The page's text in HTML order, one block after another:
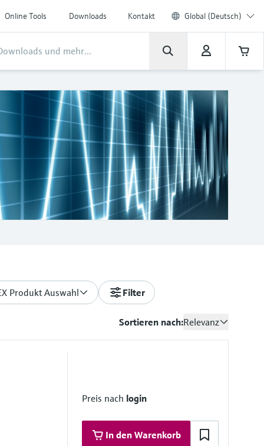
Online Tools Downloads Kontakt Global (Deutsch)
Produkt Auswahl Filter
Sortieren nach:Relevanz
Preis nach login
In den Warenkorb